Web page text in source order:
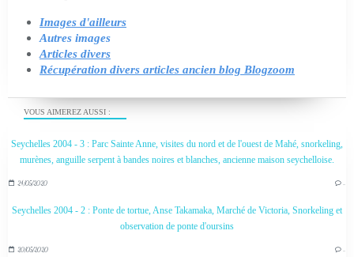
VOUS AIMEREZ AUSSI :
Seychelles 2004 - 3 : Parc Sainte Anne, visites du nord et de l'ouest de Mahé, snorkeling,
murènes, anguille serpent à bandes noires et blanches, ancienne maison seychelloise.
24/05/2020 …
Seychelles 2004 - 2 : Ponte de tortue, Anse Takamaka, Marché de Victoria, Snorkeling et
observation de ponte d'oursins
20/05/2020 …
Images d'ailleurs
Autres images
Articles divers
Récupération divers articles ancien blog Blogzoom